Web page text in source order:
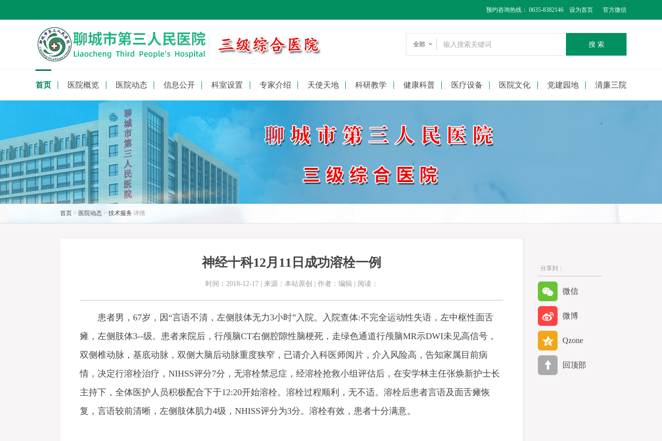
预约咨询热线： 0635-8382146 设为首页 官方微信
全部 搜 索
首页 医院概览 医院动态 信息公开 科室设置 专家介绍 天使天地 科研教学 健康科普 医疗设备 医院文化 党建园地 清廉三院
首页 > 医院动态 > 技术服务 详情
分享到：
微信
微博
Qzone
回顶部
神经十科12月11日成功溶栓一例
时间：2018-12-17 | 来源：本站原创 | 作者：编辑 | 阅读：
患者男，67岁，因“言语不清，左侧肢体无力3小时”入院。入院查体:不完全运动性失语，左中枢性面舌
瘫，左侧肢体3--级。患者来院后，行颅脑CT右侧腔隙性脑梗死，走绿色通道行颅脑MR示DWI未见高信号，
双侧椎动脉，基底动脉，双侧大脑后动脉重度狭窄，已请介入科医师阅片，介入风险高，告知家属目前病
情，决定行溶栓治疗，NIHSS评分7分，无溶栓禁忌症，经溶栓抢救小组评估后，在安学林主任张焕新护士长
主持下，全体医护人员积极配合下于12:20开始溶栓。溶栓过程顺利，无不适。溶栓后患者言语及面舌瘫恢
复，言语较前清晰，左侧肢体肌力4级，NHISS评分为3分。溶栓有效，患者十分满意。